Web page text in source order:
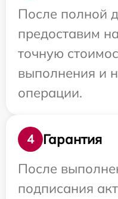
После полной
предоставим
точную
выполнения и
операции.
4
Гарантия
После
подписания